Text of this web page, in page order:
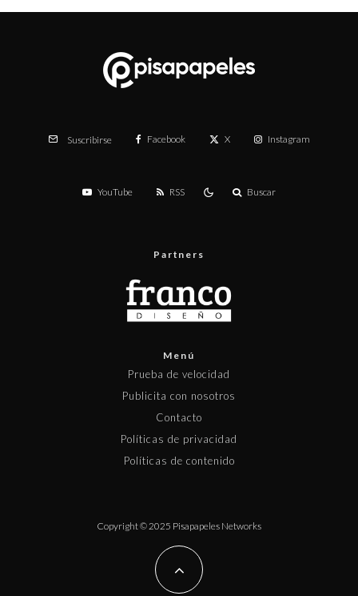
Suscribirse Facebook X Instagram
YouTube RSS Buscar
Partners
Menú
Prueba de velocidad
Publicita con nosotros
Contacto
Políticas de privacidad
Políticas de contenido
Copyright © 2025 Pisapapeles Networks